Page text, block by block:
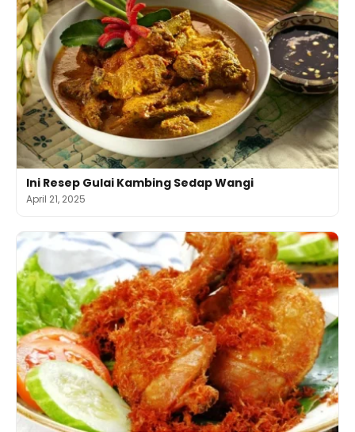
Ini Resep Gulai Kambing Sedap Wangi
April 21, 2025